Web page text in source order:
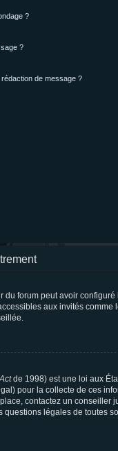
?
?
de message ?
forum peut avoir
aux invités
de 1998) est une loi aux
pour la collecte de ces
contactez un
légales de toutes